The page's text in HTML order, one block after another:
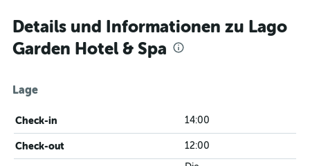
Details und Informationen zu Lago
Garden Hotel & Spa
Lage
Check-in 14:00
Check-out 12:00